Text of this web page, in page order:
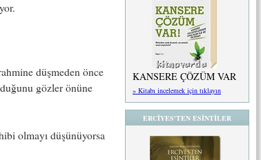
düşmeden önce
gözler önüne
olmayı düşünüyorsa
KANSERE ÇÖZÜM VAR
» Kitabı incelemek için tıklayın
ERCİYES'TEN ESİNTİLER